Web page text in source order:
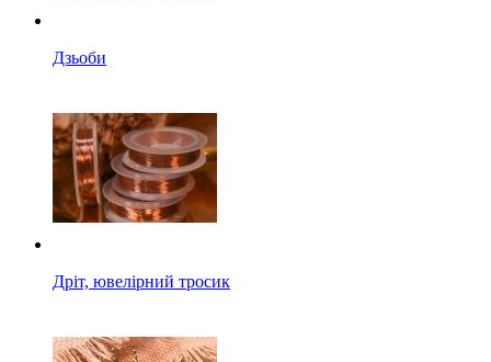
Дзьоби
Дріт, ювелірний тросик